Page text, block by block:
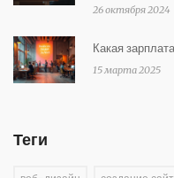
26 октября 2024
Какая
15 марта 2025
Теги